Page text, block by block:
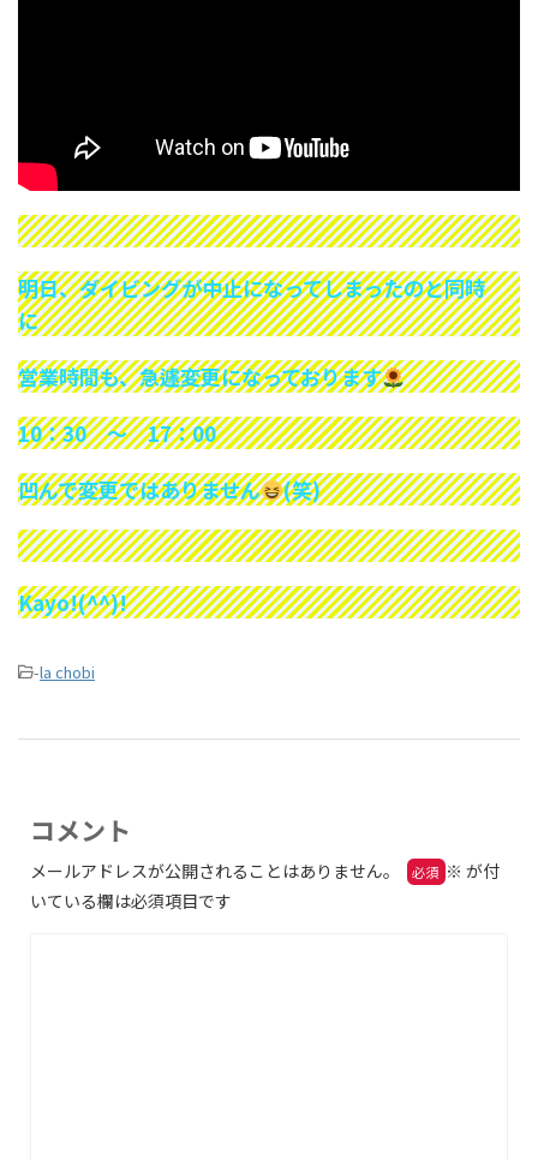
明日、ダイビングが中止になってしまったのと同時
に
営業時間も、急遽変更になっております
10：30 ～ 17：00
凹んで変更ではありません
(笑)
Kayo!(^^)!
-la chobi
コメント
メールアドレスが公開されることはありません。 ※ が付
いている欄は必須項目です